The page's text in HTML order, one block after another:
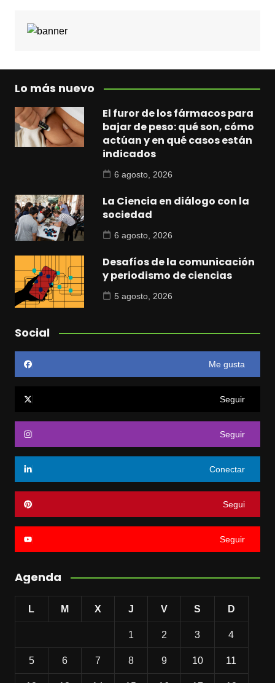
Lo más nuevo
El furor de los fármacos para
bajar de peso: qué son, cómo
actúan y en qué casos están
indicados
6 agosto, 2026
La Ciencia en diálogo con la
sociedad
6 agosto, 2026
Desafíos de la comunicación
y periodismo de ciencias
5 agosto, 2026
Social
Me gusta
Seguir
Seguir
Conectar
Segui
Seguir
Agenda
L M X J V S D
1 2 3 4
5 6 7 8 9 10 11